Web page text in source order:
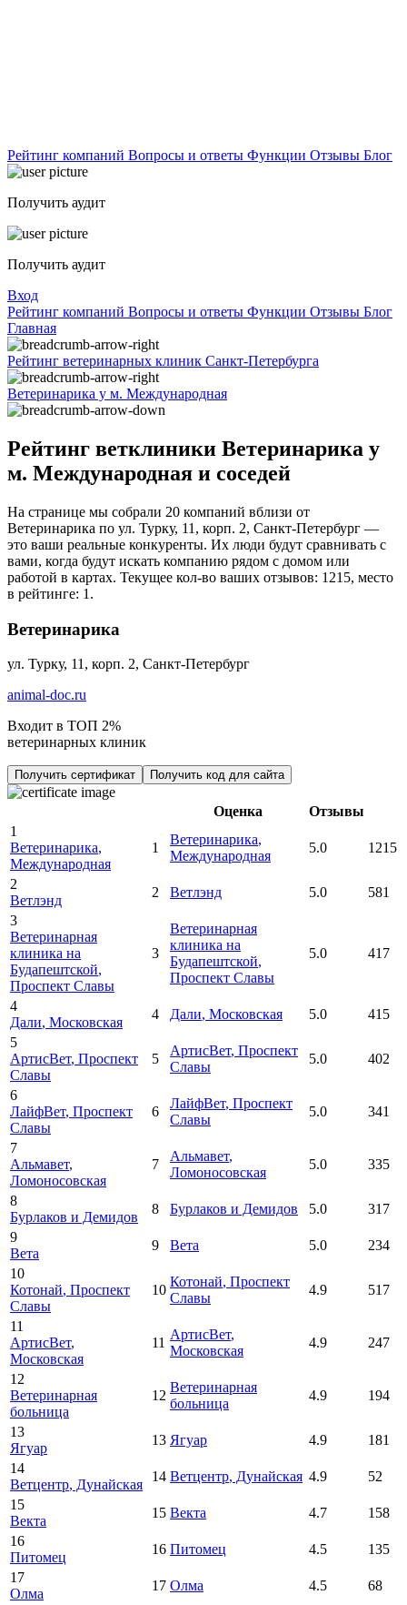
Рейтинг компаний Вопросы и ответы Функции Отзывы Блог
Получить аудит
Получить аудит
Вход
Рейтинг компаний Вопросы и ответы Функции Отзывы Блог
Главная
Рейтинг ветеринарных клиник Санкт-Петербурга
Ветеринарика у м. Международная
Рейтинг ветклиники Ветеринарика у
м. Международная и соседей
На странице мы собрали 20 компаний вблизи от
Ветеринарика по ул. Турку, 11, корп. 2, Санкт-Петербург —
это ваши реальные конкуренты. Их люди будут сравнивать с
вами, когда будут искать компанию рядом с домом или
работой в картах. Текущее кол-во ваших отзывов: 1215, место
в рейтинге: 1.
Ветеринарика
ул. Турку, 11, корп. 2, Санкт-Петербург
animal-doc.ru
Входит в ТОП 2%
ветеринарных клиник
Получить сертификат Получить код для сайта
Оценка
Отзывы
1
Ветеринарика,
Международная
1
Ветеринарика,
Международная
5.0 1215
2
Ветлэнд
2 Ветлэнд 5.0
581
3
Ветеринарная
клиника на
Будапештской,
Проспект Славы
3
Ветеринарная
клиника на
Будапештской,
Проспект Славы
5.0 417
4
Дали, Московская
4 Дали, Московская 5.0
415
5
АртисВет, Проспект
Славы
5
АртисВет, Проспект
Славы
5.0 402
6
ЛайфВет, Проспект
Славы
6
ЛайфВет, Проспект
Славы
5.0 341
7
Альмавет,
Ломоносовская
7
Альмавет,
Ломоносовская
5.0 335
8
Бурлаков и Демидов
8 Бурлаков и Демидов 5.0
317
9
Вета
9 Вета 5.0
234
10
Котонай, Проспект
Славы
10
Котонай, Проспект
Славы
4.9 517
11
АртисВет,
Московская
11
АртисВет,
Московская
4.9 247
12
Ветеринарная
больница
12
Ветеринарная
больница
4.9 194
13
Ягуар
13 Ягуар 4.9
181
14
Ветцентр, Дунайская
14 Ветцентр, Дунайская 4.9
52
15
Векта
15 Векта 4.7
158
16
Питомец
16 Питомец 4.5
135
17
Олма
17 Олма 4.5
68